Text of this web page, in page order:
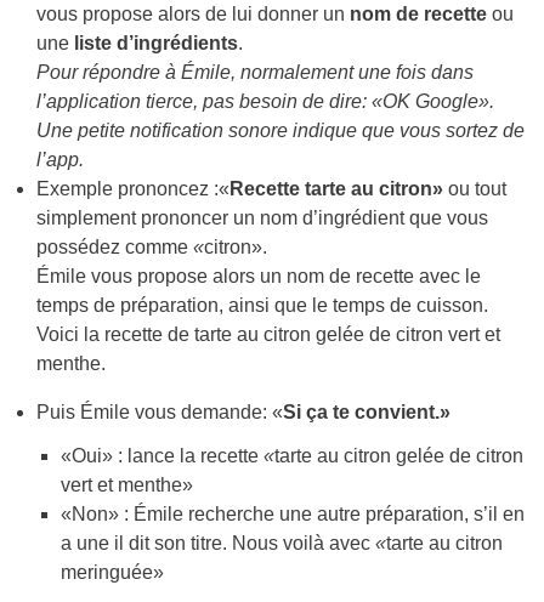
vous propose alors de lui donner un nom de recette ou
une liste d’ingrédients.
Pour répondre à Émile, normalement une fois dans
l’application tierce, pas besoin de dire: «OK Google».
Une petite notification sonore indique que vous sortez de
l’app.
Exemple prononcez :« Recette tarte au citron» ou tout
simplement prononcer un nom d’ingrédient que vous
possédez comme«citron».
Émile vous propose alors un nom de recette avec le
temps de préparation, ainsi que le temps de cuisson.
Voici la recette de tarte au citron gelée de citron vert et
menthe.
Puis Émile vous demande: «Si ça te convient.»
«Oui» : lance la recette «tarte au citron gelée de citron
vert et menthe»
«Non» : Émile recherche une autre préparation, s’il en
a une il dit son titre. Nous voilà avec «tarte au citron
meringuée»